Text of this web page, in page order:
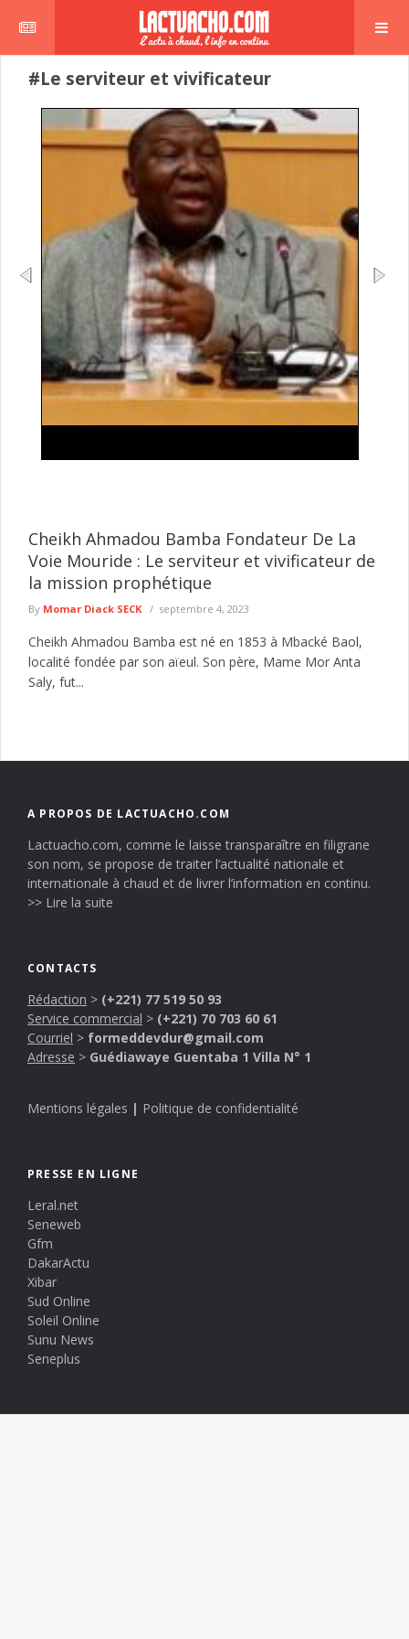
#Le serviteur et vivificateur
entraînant notamment une résurgence des régimes militaires, ...
lire plus
Cheikh Ahmadou Bamba Fondateur De La
Voie Mouride : Le serviteur et vivificateur de
la mission prophétique
By Momar Diack SECK septembre 4, 2023
Cheikh Ahmadou Bamba est né en 1853 à Mbacké Baol,
localité fondée par son aïeul. Son père, Mame Mor Anta
Saly, fut...
A PROPOS DE LACTUACHO.COM
Lactuacho.com, comme le laisse transparaître en filigrane
son nom, se propose de traiter l’actualité nationale et
internationale à chaud et de livrer l’information en continu.
>> Lire la suite
CONTACTS
Rédaction > (+221) 77 519 50 93
Service commercial > (+221) 70 703 60 61
Courriel > formeddevdur@gmail.com
Adresse > Guédiawaye Guentaba 1 Villa N° 1
Mentions légales | Politique de confidentialité
PRESSE EN LIGNE
Leral.net
Seneweb
Gfm
DakarActu
Xibar
Sud Online
Soleil Online
Sunu News
Seneplus